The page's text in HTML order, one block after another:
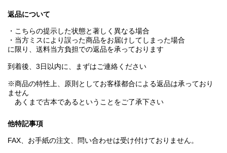
返品について
・こちらの提示した状態と著しく異なる場合
・当方ミスにより誤った商品をお届けしてしまった場合
に限り、送料当方負担での返品を承っております
到着後、3日以内に、まずはご連絡ください
※商品の特性上、原則としてお客様都合による返品は承っており
ません
あくまで古本であるということをご了承下さい
他特記事項
FAX、お手紙の注文、問い合わせは受け付けておりません。